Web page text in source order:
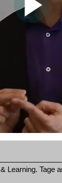
Learning. Tage